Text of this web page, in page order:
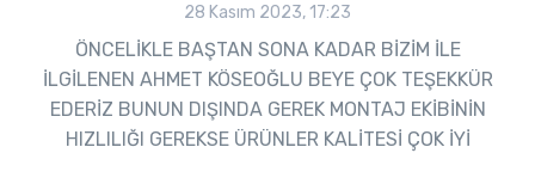
28 Kasım 2023, 17:23
ÖNCELİKLE BAŞTAN SONA KADAR BİZİM İLE
İLGİLENEN AHMET KÖSEOĞLU BEYE ÇOK TEŞEKKÜR
EDERİZ BUNUN DIŞINDA GEREK MONTAJ EKİBİNİN
HIZLILIĞI GEREKSE ÜRÜNLER KALİTESİ ÇOK İYİ